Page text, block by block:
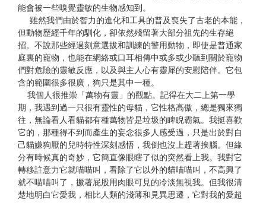
能會被一些嗅覺靈敏的生物感知到。
雖然我們由於智力的進化和工具的普及喪失了古老的本能，
但動物歷經千年的馴化，卻依然殘留著大部分祖先的生存絕
招。不說那些經過刻意選拔和訓練的警用動物，即使是普通家
庭裏的寵物，也能在網絡或口耳相傳中或多或少聽到關於寵物
們對危險的靈敏反應，以及與主人心有靈犀的安慰陪伴。它包
含的範圍很多很廣，狗只是其中一種。
我個人很推崇「萬物有靈」的觀點。記得在大二上第一學
期，我遇到過一只很有靈性的母貓，它性格高傲，總是獨來獨
往，無論看人看貓都有種萬物皆是垃圾的睥睨霸氣。我挺喜歡
它的，那種得不到而產生的妄念很多人感受過，只是出於對自
己貓嫌狗厭的兒時特性深刻感悟，我倒也沒上趕著挨腦。但緣
分有時候真的奇妙，它簡直像眼瞎了似的突然看上我。我對它
轉移註意力它就喵喵叫，看除了它以外的貓喵喵叫，不高興了
就不喵喵叫了，撅著屁股用肉眼可見的冷淡無視我。但我很清
楚地明白它愛我，相比人類的淺薄和見異思遷，它對我的愛超